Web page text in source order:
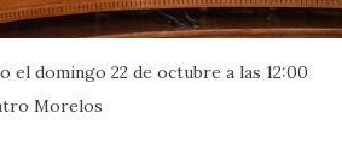
el domingo 22 de octubre a las 12:00
Morelos